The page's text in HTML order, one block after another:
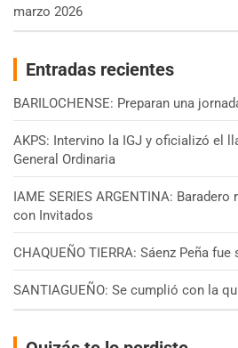
marzo 2026
Entradas recientes
BARILOCHENSE: Preparan una
AKPS: Intervino la IGJ y oficializó el
General Ordinaria
IAME SERIES ARGENTINA:
con Invitados
CHAQUEÑO TIERRA: Sáenz Peña
SANTIAGUEÑO: Se cumplió con la